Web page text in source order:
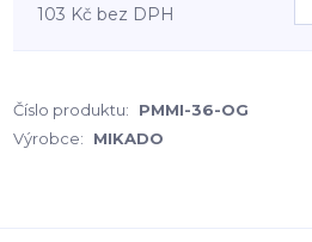
103 Kč bez DPH
Číslo produktu: PMMI-36-OG
Výrobce:
MIKADO